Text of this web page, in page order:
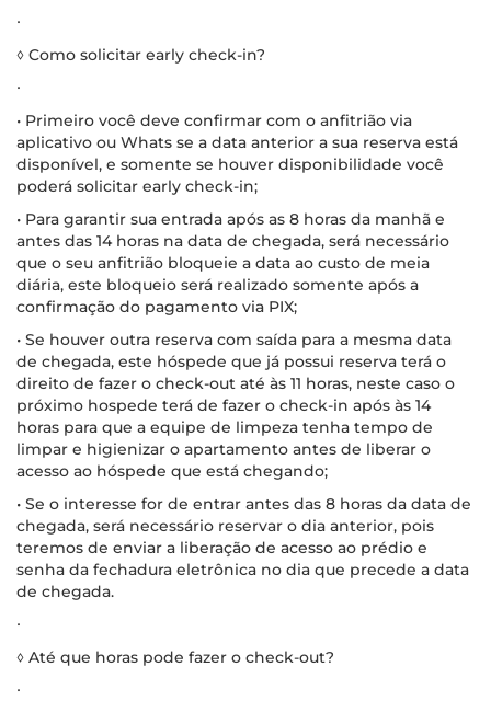
∙
◊ Como solicitar early check-in?
∙
• Primeiro você deve confirmar com o anfitrião via
aplicativo ou Whats se a data anterior a sua reserva está
disponível, e somente se houver disponibilidade você
poderá solicitar early check-in;
• Para garantir sua entrada após as 8 horas da manhã e
antes das 14 horas na data de chegada, será necessário
que o seu anfitrião bloqueie a data ao custo de meia
diária, este bloqueio será realizado somente após a
confirmação do pagamento via PIX;
• Se houver outra reserva com saída para a mesma data
de chegada, este hóspede que já possui reserva terá o
direito de fazer o check-out até às 11 horas, neste caso o
próximo hospede terá de fazer o check-in após às 14
horas para que a equipe de limpeza tenha tempo de
limpar e higienizar o apartamento antes de liberar o
acesso ao hóspede que está chegando;
• Se o interesse for de entrar antes das 8 horas da data de
chegada, será necessário reservar o dia anterior, pois
teremos de enviar a liberação de acesso ao prédio e
senha da fechadura eletrônica no dia que precede a data
de chegada.
∙
◊ Até que horas pode fazer o check-out?
∙